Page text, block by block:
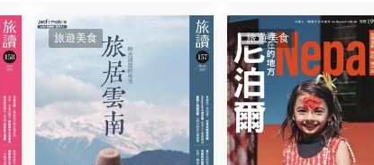
旅遊美食 旅遊美食